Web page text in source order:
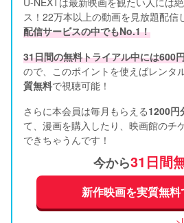
ス！22万本以上の動画を見放題配信
配信サービスの中でもNo.1！
31日間の無料トライアル中には600
ので、このポイントを使えばレンタ
質無料で視聴可能！
さらに本会員は毎月もらえる1200円
て、漫画を購入したり、映画館のチ
できちゃうんです！
今から31日間
新作映画を実質無料